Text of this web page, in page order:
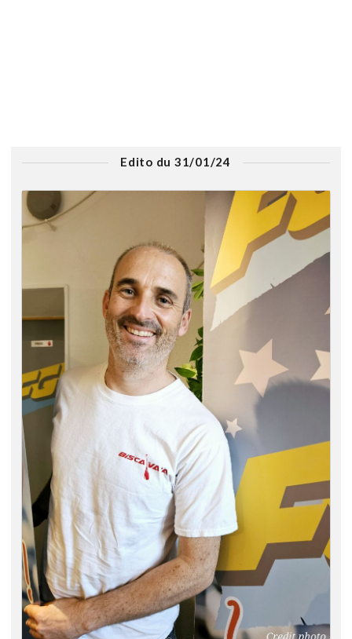
Edito du 31/01/24